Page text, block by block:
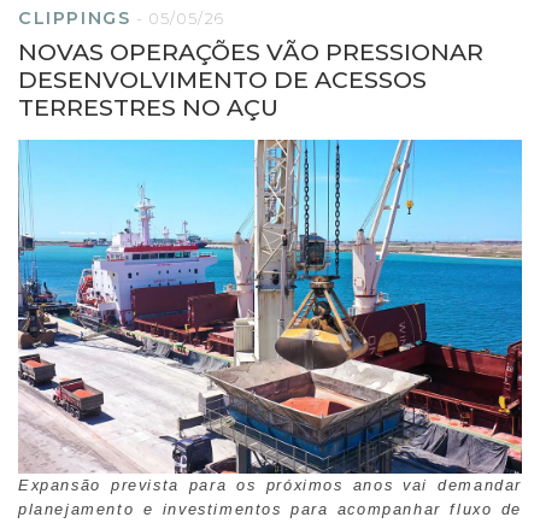
CLIPPINGS -05/05/26
NOVAS OPERAÇÕES VÃO PRESSIONAR
DESENVOLVIMENTO DE ACESSOS
TERRESTRES NO AÇU
Expansão prevista para os próximos anos vai demandar
planejamento e investimentos para acompanhar fluxo de